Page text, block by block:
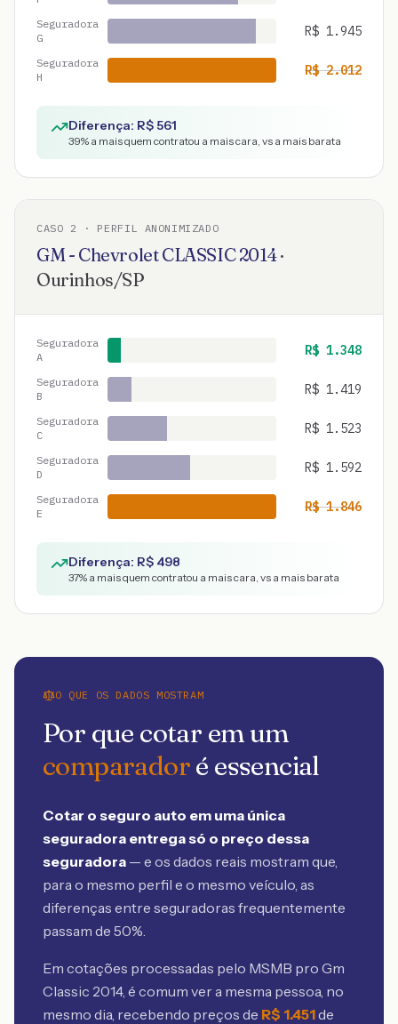
Seguradora
G
R$ 1.945
Seguradora
H
R$2.012
Diferença: R$561
39% a mais quem contratou a mais cara, vs a mais barata
CASO 2 · PERFIL ANONIMIZADO
GM - ChevroletCLASSIC2014·
Ourinhos/SP
Seguradora
A
R$ 1.348
Seguradora
B
R$ 1.419
Seguradora
C
R$ 1.523
Seguradora
D
R$ 1.592
Seguradora
E
R$1.846
Diferença: R$ 498
37% a mais quem contratou a mais cara, vs a mais barata
O QUE OS DADOS MOSTRAM
Por que cotar em um
comparadoré essencial
Cotar o seguro auto em uma única
seguradora entrega só o preço dessa
seguradora — e os dados reais mostram que,
para o mesmo perfil e o mesmo veículo, as
diferenças entre seguradoras frequentemente
passam de 50%.
Em cotações processadas pelo MSMB pro Gm
Classic 2014, é comum ver a mesma pessoa, no
mesmo dia, recebendo preços de R$ 1.451de